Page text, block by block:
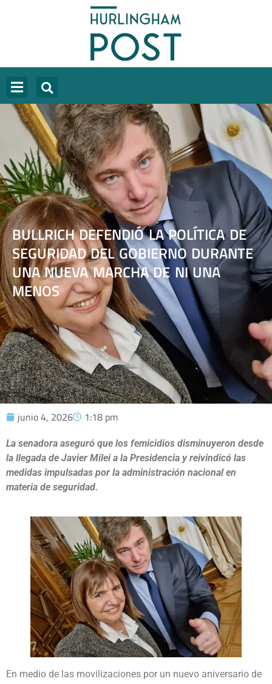
BULLRICH DEFENDIÓ LA POLÍTICA DE
SEGURIDAD DEL GOBIERNO DURANTE
UNA NUEVA MARCHA DE NI UNA
MENOS
junio 4, 2026 1:18 pm
La senadora aseguró que los femicidios disminuyeron desde
la llegada de Javier Milei a la Presidencia y reivindicó las
medidas impulsadas por la administración nacional en
materia de seguridad.
En medio de las movilizaciones por un nuevo aniversario de